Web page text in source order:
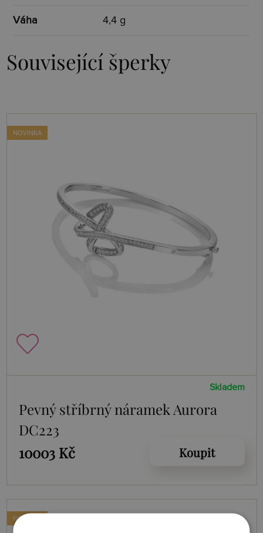
Váha 4,4 g
Související šperky
NOVINKA
Skladem
Pevný stříbrný náramek Aurora
DC223
10003 Kč
Koupit
NOVINKA